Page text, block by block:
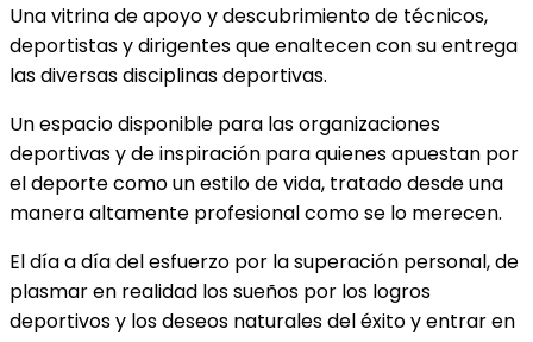
Una vitrina de apoyo y descubrimiento de técnicos,
deportistas y dirigentes que enaltecen con su entrega
las diversas disciplinas deportivas.
Un espacio disponible para las organizaciones
deportivas y de inspiración para quienes apuestan por
el deporte como un estilo de vida, tratado desde una
manera altamente profesional como se lo merecen.
El día a día del esfuerzo por la superación personal, de
plasmar en realidad los sueños por los logros
deportivos y los deseos naturales del éxito y entrar en